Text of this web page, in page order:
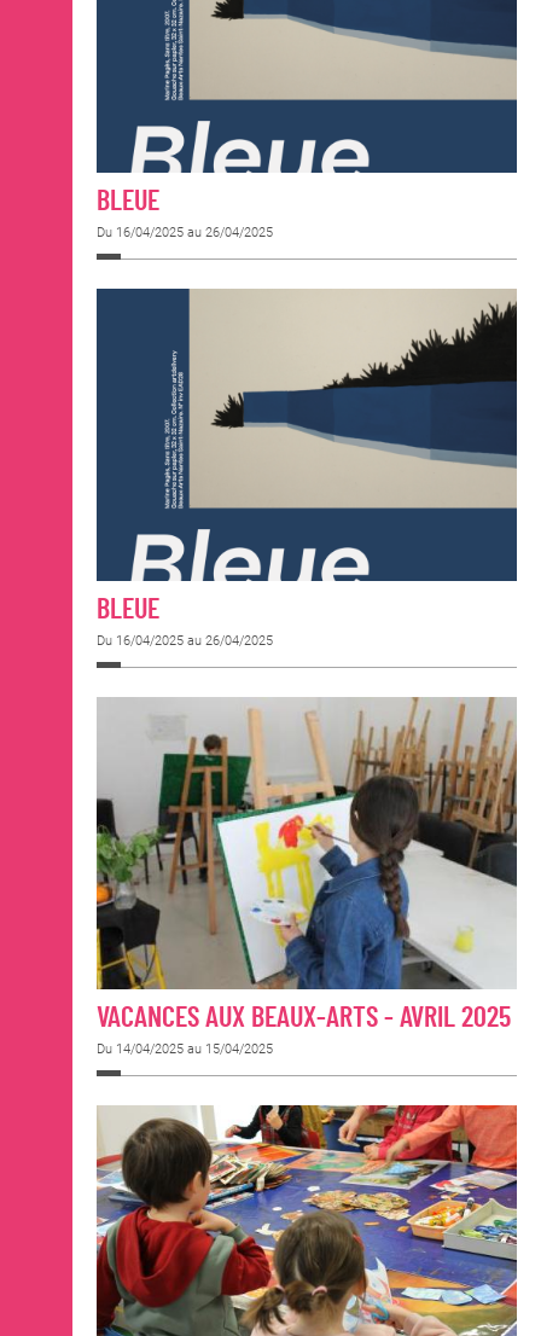
BLEUE
Du 16/04/2025 au 26/04/2025
BLEUE
Du 16/04/2025 au 26/04/2025
VACANCES AUX BEAUX-ARTS - AVRIL 2025
Du 14/04/2025 au 15/04/2025